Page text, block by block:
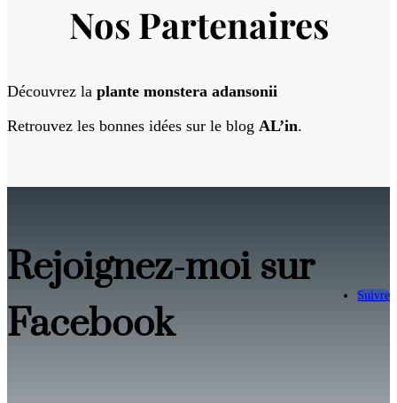
Nos Partenaires
Découvrez la plante monstera adansonii
Retrouvez les bonnes idées sur le blog AL’in.
Rejoignez-moi sur
Facebook
Suivre